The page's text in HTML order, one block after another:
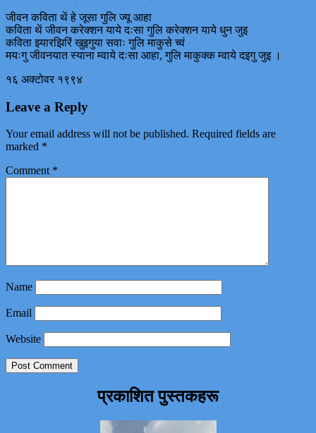
जीवन कविता थें हे जूसा गुलि ज्यू आहा
कविता थें जीवन करेक्शन याये दःसा गुलि करेक्शन याये धुन जुइ
कविता झ्यारझिरिं खुइगुया सवाः गुलि माकुसे च्वं
मयःगु जीवनयात स्याना म्वाये दःसा आहा, गुलि माकुक्क म्वाये दइगु जुइ ।
१६ अक्टोवर १९९४
Leave a Reply
Your email address will not be published. Required fields are
marked *
Comment *
Name
Email
Website
प्रकाशित पुस्तकहरू